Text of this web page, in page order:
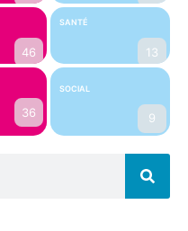
46
SANTÉ
13
36
SOCIAL
9